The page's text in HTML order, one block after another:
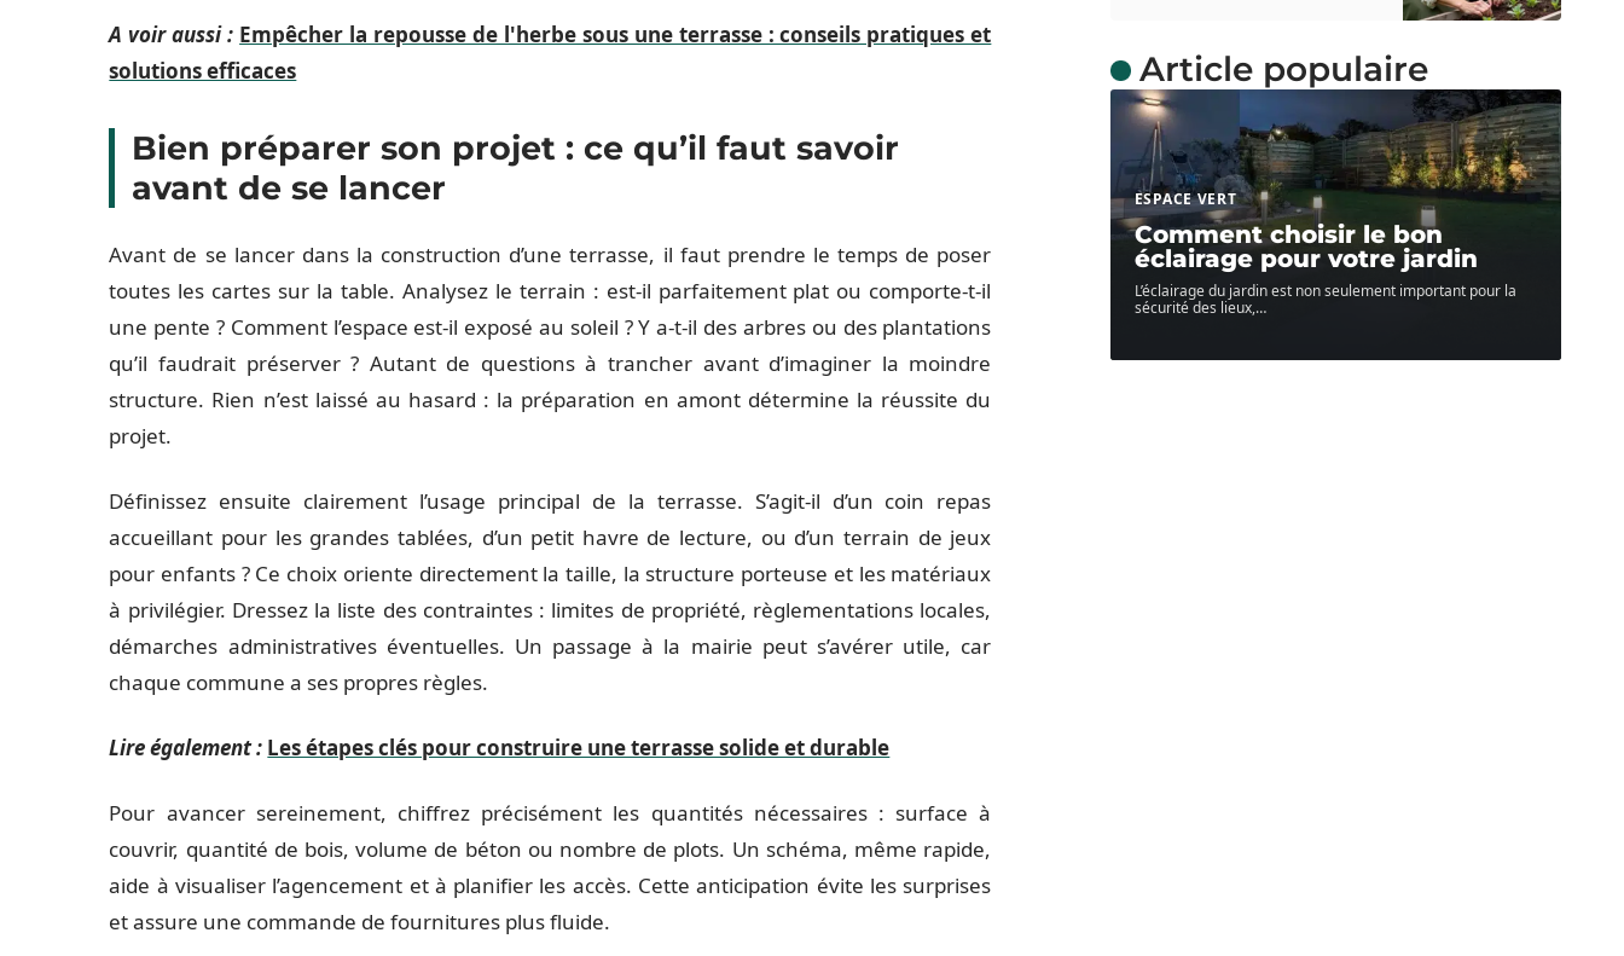
A voir aussi : Empêcher la repousse de l'herbe sous une terrasse : conseils pratiques et
solutions efficaces
Bien préparer son projet : ce qu’il faut savoir
avant de se lancer
Avant de se lancer dans la construction d’une terrasse, il faut prendre le temps de poser
toutes les cartes sur la table. Analysez le terrain : est-il parfaitement plat ou comporte-t-il
une pente ? Comment l’espace est-il exposé au soleil ? Y a-t-il des arbres ou des plantations
qu’il faudrait préserver ? Autant de questions à trancher avant d’imaginer la moindre
structure. Rien n’est laissé au hasard : la préparation en amont détermine la réussite du
projet.
Définissez ensuite clairement l’usage principal de la terrasse. S’agit-il d’un coin repas
accueillant pour les grandes tablées, d’un petit havre de lecture, ou d’un terrain de jeux
pour enfants ? Ce choix oriente directement la taille, la structure porteuse et les matériaux
à privilégier. Dressez la liste des contraintes : limites de propriété, règlementations locales,
démarches administratives éventuelles. Un passage à la mairie peut s’avérer utile, car
chaque commune a ses propres règles.
Lire également : Les étapes clés pour construire une terrasse solide et durable
Pour avancer sereinement, chiffrez précisément les quantités nécessaires : surface à
couvrir, quantité de bois, volume de béton ou nombre de plots. Un schéma, même rapide,
aide à visualiser l’agencement et à planifier les accès. Cette anticipation évite les surprises
et assure une commande de fournitures plus fluide.
Article populaire
ESPACE VERT
Comment choisir le bon
éclairage pour votre jardin
L’éclairage du jardin est non seulement important pour la
sécurité des lieux,…